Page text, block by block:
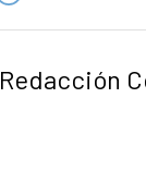
Redacción